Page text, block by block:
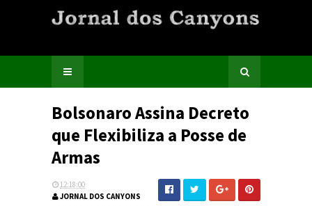
Bolsonaro Assina Decreto
que Flexibiliza a Posse de
Armas
12:18:00
JORNAL DOS CANYONS